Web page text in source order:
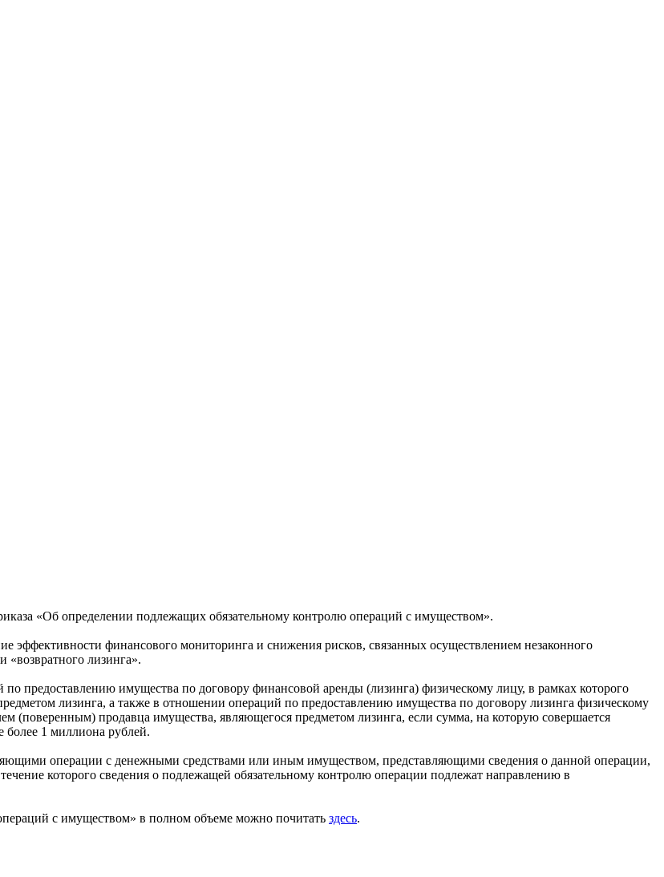
«Об определении подлежащих обязательному контролю операций с имуществом».
эффективности финансового мониторинга и снижения рисков, связанных осуществлением незаконного
«возвратного лизинга».
предоставлению имущества по договору финансовой аренды (лизинга) физическому лицу, в рамках которого
лизинга, а также в отношении операций по предоставлению имущества по договору лизинга физическому
(поверенным) продавца имущества, являющегося предметом лизинга, если сумма, на которую совершается
более 1 миллиона рублей.
операции с денежными средствами или иным имуществом, представляющими сведения о данной операции,
которого сведения о подлежащей обязательному контролю операции подлежат направлению в
с имуществом» в полном объеме можно почитать здесь.